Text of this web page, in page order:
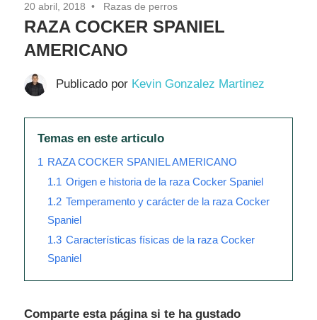
20 abril, 2018 Razas de perros
RAZA COCKER SPANIEL
AMERICANO
Publicado por Kevin Gonzalez Martinez
Temas en este articulo
1 RAZA COCKER SPANIEL AMERICANO
1.1 Origen e historia de la raza Cocker Spaniel
1.2 Temperamento y carácter de la raza Cocker
Spaniel
1.3 Características físicas de la raza Cocker
Spaniel
Comparte esta página si te ha gustado